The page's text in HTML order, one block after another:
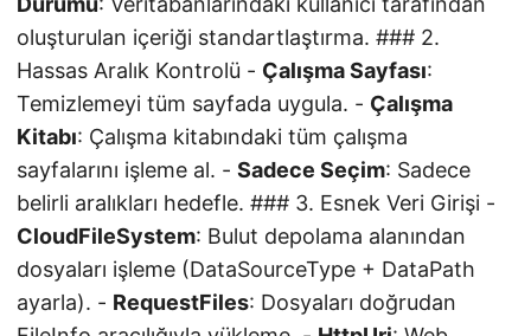
oluşturulan içeriği standartlaştırma. ### 2.
Hassas Aralık Kontrolü - Çalışma Sayfası:
Temizlemeyi tüm sayfada uygula. - Çalışma
Kitabı: Çalışma kitabındaki tüm çalışma
sayfalarını işleme al. - Sadece Seçim: Sadece
belirli aralıkları hedefle. ### 3. Esnek Veri Girişi -
CloudFileSystem: Bulut depolama alanından
dosyaları işleme (DataSourceType + DataPath
ayarla). - RequestFiles: Dosyaları doğrudan